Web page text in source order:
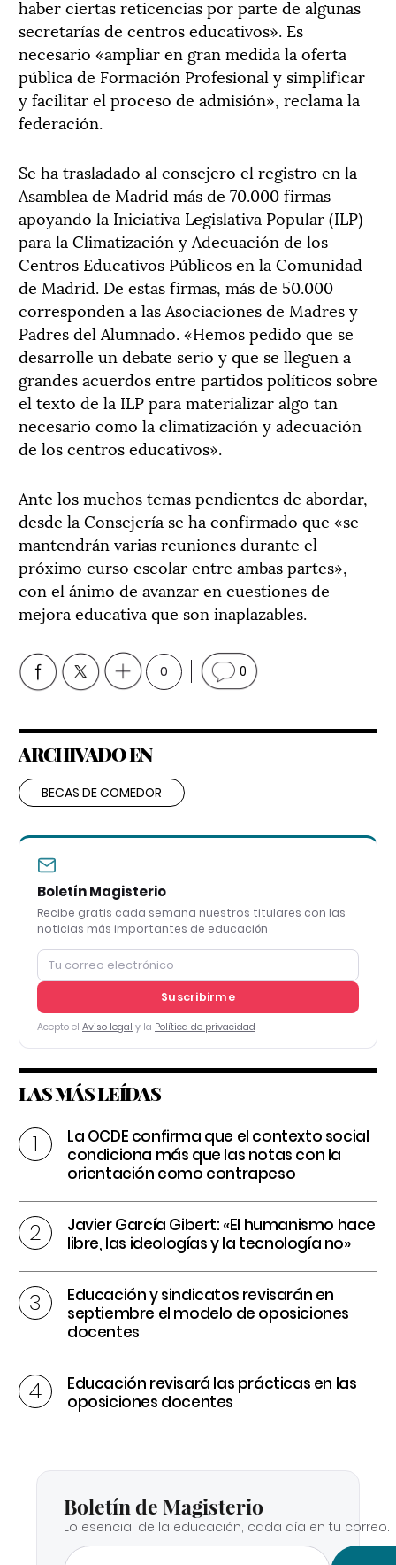
haber ciertas reticencias por parte de algunas
secretarías de centros educativos». Es
necesario «ampliar en gran medida la oferta
pública de Formación Profesional y simplificar
y facilitar el proceso de admisión», reclama la
federación.
Se ha trasladado al consejero el registro en la
Asamblea de Madrid más de 70.000 firmas
apoyando la Iniciativa Legislativa Popular (ILP)
para la Climatización y Adecuación de los
Centros Educativos Públicos en la Comunidad
de Madrid. De estas firmas, más de 50.000
corresponden a las Asociaciones de Madres y
Padres del Alumnado. «Hemos pedido que se
desarrolle un debate serio y que se lleguen a
grandes acuerdos entre partidos políticos sobre
el texto de la ILP para materializar algo tan
necesario como la climatización y adecuación
de los centros educativos».
Ante los muchos temas pendientes de abordar,
desde la Consejería se ha confirmado que «se
mantendrán varias reuniones durante el
próximo curso escolar entre ambas partes»,
con el ánimo de avanzar en cuestiones de
mejora educativa que son inaplazables.
0 0
ARCHIVADO EN
BECAS DE COMEDOR
Boletín Magisterio
Recibe gratis cada semana nuestros titulares con las
noticias más importantes de educación
Suscribirme
Acepto el Aviso legal y la Política de privacidad
LAS MÁS LEÍDAS
La OCDE confirma que el contexto social
condiciona más que las notas con la
orientación como contrapeso
Javier García Gibert: «El humanismo hace
libre, las ideologías y la tecnología no»
Educación y sindicatos revisarán en
septiembre el modelo de oposiciones
docentes
Educación revisará las prácticas en las
oposiciones docentes
Boletín de Magisterio
Lo esencial de la educación, cada día en tu correo.